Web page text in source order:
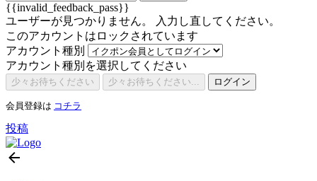
{{invalid_feedback_pass}}
ユーザーが見つかりません。 入力し直してください。
このアカウントはロックされています
アカウント種別
アカウント種別を選択してください
少々お待ちください 少々お待ちください... ログイン
会員登録は コチラ
投稿